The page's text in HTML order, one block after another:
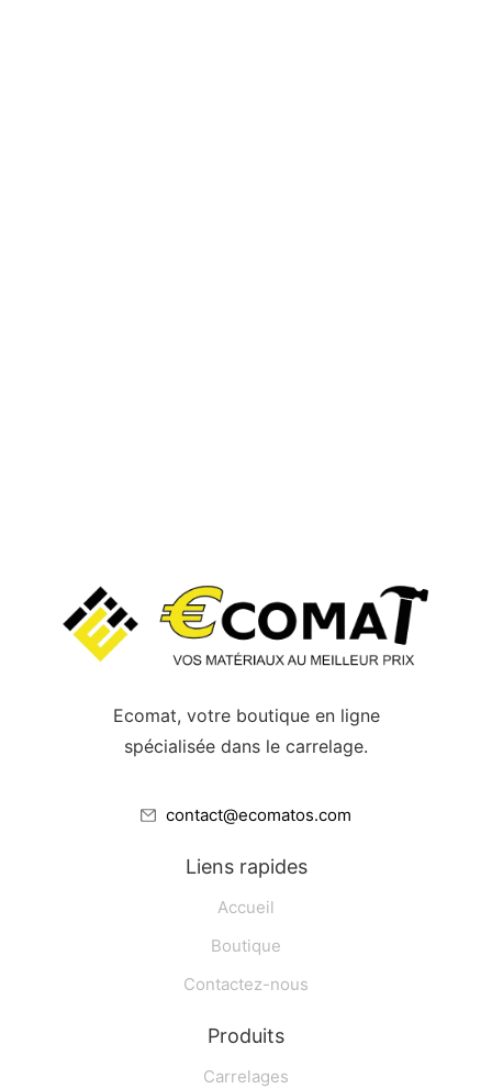
Ecomat, votre boutique en ligne
spécialisée dans le carrelage.
contact@ecomatos.com
Liens rapides
Accueil
Boutique
Contactez-nous
Produits
Carrelages